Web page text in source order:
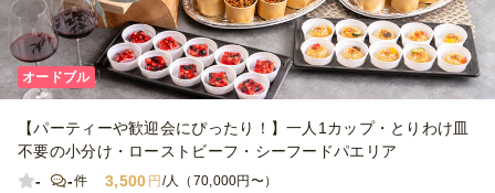
オードブル
【パーティーや歓迎会にぴったり！】一人1カップ・とりわけ皿
不要の小分け・ローストビーフ・シーフードパエリア
-
-件 3,500 円/人（70,000円〜）